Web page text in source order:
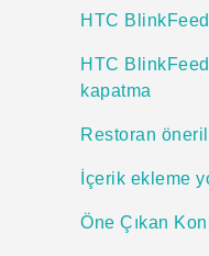
DESTEKHTC
HTC
kapatma
Restoran
İçerik ekleme
Öne Çıkan